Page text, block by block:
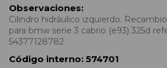
Observaciones:
Cilindro hidráulico izquierdo.
para bmw serie 3 cabrio (e93) 325d
54377128782
Código interno: 574701